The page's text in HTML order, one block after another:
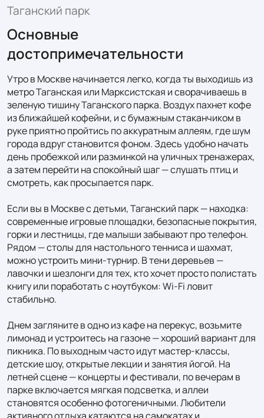
Таганский парк
Основные
достопримечательности
Утро в Москве начинается легко, когда ты выходишь из
метро Таганская или Марксистская и сворачиваешь в
зеленую тишину Таганского парка. Воздух пахнет кофе
из ближайшей кофейни, и с бумажным стаканчиком в
руке приятно пройтись по аккуратным аллеям, где шум
города вдруг становится фоном. Здесь удобно начать
день пробежкой или разминкой на уличных тренажерах,
а затем перейти на спокойный шаг — слушать птиц и
смотреть, как просыпается парк.
Если вы в Москве с детьми, Таганский парк — находка:
современные игровые площадки, безопасные покрытия,
горки и лестницы, где малыши забывают про телефон.
Рядом — столы для настольного тенниса и шахмат,
можно устроить мини-турнир. В тени деревьев —
лавочки и шезлонги для тех, кто хочет просто полистать
книгу или поработать с ноутбуком: Wi‑Fi ловит
стабильно.
Днем загляните в одно из кафе на перекус, возьмите
лимонад и устроитесь на газоне — хороший вариант для
пикника. По выходным часто идут мастер‑классы,
детские шоу, открытые лекции и занятия йогой. На
летней сцене — концерты и фестивали, по вечерам в
парке включается мягкая подсветка, и аллеи
становятся особенно фотогеничными. Любители
активного отдыха катаются на самокатах и